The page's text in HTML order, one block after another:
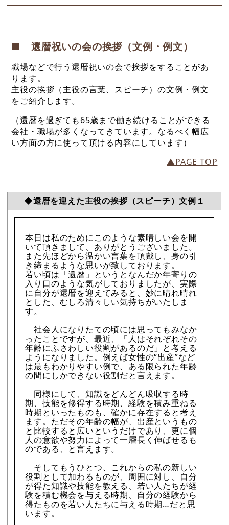
■ 還暦祝いの会の挨拶（文例・例文）
職場などで行う還暦祝いの会で挨拶をすることがあ
ります。
主役の挨拶（主役の言葉、スピーチ）の文例・例文
をご紹介します。
（還暦を過ぎても65歳まで働き続けることができる
会社・職場が多くなってきています。なるべく幅広
い方面の方に使って頂ける内容にしています）
▲PAGE TOP
◆還暦を迎えた主役の挨拶（スピーチ）文例１
本日は私のためにこのような素晴しい会を開
いて頂きまして、ありがとうございました。
また先ほどから温かい言葉を頂戴し、身の引
き締まるような思いが致しております。
若い頃は「還暦」というとなんだか年寄りの
入り口のような気がしておりましたが、実際
に自分が還暦を迎えてみると、妙に晴れ晴れ
とした、むしろ清々しい気持ちがいたしま
す。
社会人になりたての頃には思ってもみなか
ったことですが、最近、「人はそれぞれその
年齢にふさわしい役割があるのだ」と考える
ようになりました。例えば女性の“出産”など
は最もわかりやすい例で、ある限られた年齢
の間にしかできない役割だと言えます。
同様にして、知識をどんどん吸収する時
期、技能を修得する時期、経験を積み重ねる
時期といったものも、確かに存在すると考え
ます。ただその年齢の幅が、出産というもの
と比較すると広いというだけであり、更に個
人の意欲や努力によって一層長く伸ばせるも
のである、と言えます。
そしてもうひとつ、これからの私の新しい
役割として加わるものが、周囲に対し、自分
が得た知識や技能を教える、若い人たちが経
験を積む機会を与える時期、自分の経験から
得たものを若い人たちに与える時期…だと思
います。